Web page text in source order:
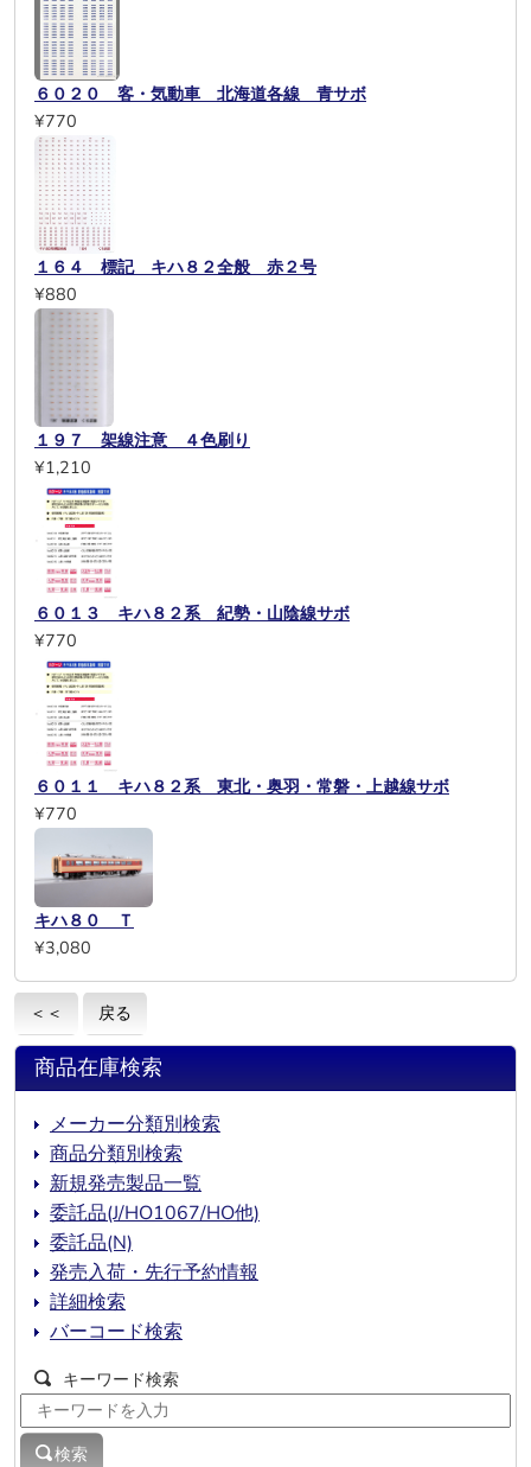
６０２０ 客・気動車 北海道各線 青サボ
¥770
１６４ 標記 キハ８２全般 赤２号
¥880
１９７ 架線注意 ４色刷り
¥1,210
６０１３ キハ８２系 紀勢・山陰線サボ
¥770
６０１１ キハ８２系 東北・奥羽・常磐・上越線サボ
¥770
キハ８０ Ｔ
¥3,080
＜＜ 戻る
商品在庫検索
メーカー分類別検索
商品分類別検索
新規発売製品一覧
委託品(J/HO1067/HO他)
委託品(N)
発売入荷・先行予約情報
詳細検索
バーコード検索
キーワード検索
検索